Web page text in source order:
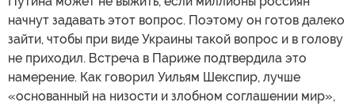
начнут задавать этот вопрос. Поэтому он готов далеко
зайти, чтобы при виде Украины такой вопрос и в голову
не приходил. Встреча в Париже подтвердила это
намерение. Как говорил Уильям Шекспир, лучше
«основанный на низости и злобном соглашении мир»,